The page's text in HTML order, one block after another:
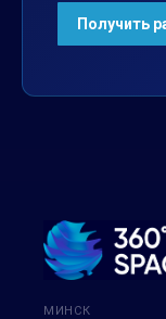
МИНСК